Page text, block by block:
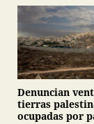
Denuncian
tierras
ocupadas por